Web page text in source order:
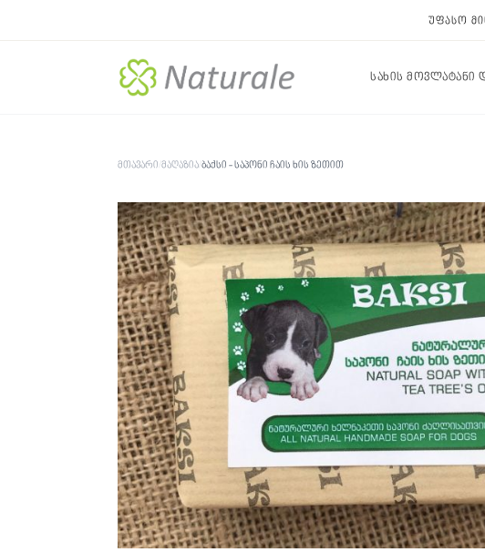
უფასო
სახის მოვლატანი
მთავარი მაღაზია ბაქსი - საპონი ჩაის ხის ზეთით